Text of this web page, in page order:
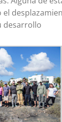
desarrollo